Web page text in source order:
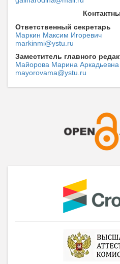
Ответственный секретарь
Маркин Максим Игоревич
markinmi@ystu.ru
Заместитель главного
Майорова Марина Аркадьевна
mayorovama@ystu.ru